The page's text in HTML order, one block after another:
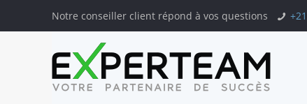
Notre conseiller client répond à vos questions